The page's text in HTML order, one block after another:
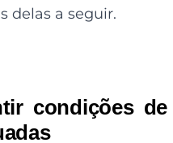
delas a seguir.
condições